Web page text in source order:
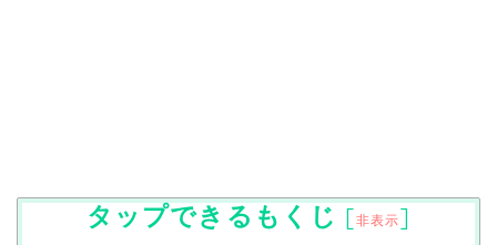
タップできるもくじ [非表示]